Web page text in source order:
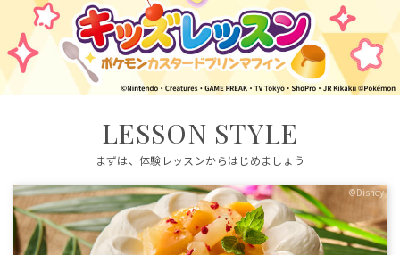
LESSON STYLE
まずは、体験レッスンからはじめましょう
©Disney